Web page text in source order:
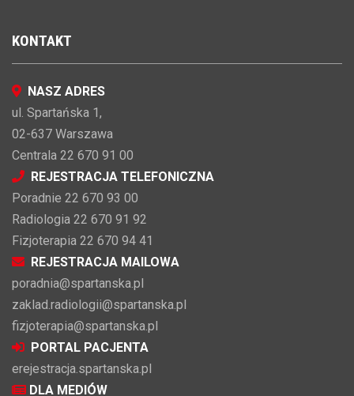
KONTAKT
NASZ ADRES
ul. Spartańska 1,
02-637 Warszawa
Centrala 22 670 91 00
REJESTRACJA TELEFONICZNA
Poradnie 22 670 93 00
Radiologia 22 670 91 92
Fizjoterapia 22 670 94 41
REJESTRACJA MAILOWA
poradnia@spartanska.pl
zaklad.radiologii@spartanska.pl
fizjoterapia@spartanska.pl
PORTAL PACJENTA
erejestracja.spartanska.pl
DLA MEDIÓW